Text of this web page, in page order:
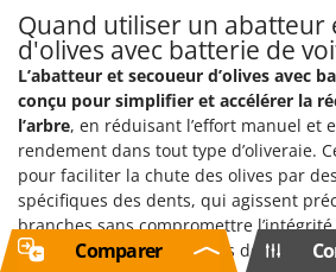
Quand utiliser un abatteur
d'olives avec batterie de
L’abatteur et secoueur d’olives avec
conçu pour simplifier et accélérer la
l’arbre, en réduisant l’effort manuel et
rendement dans tout type d’oliveraie.
pour faciliter la chute des olives par
spécifiques des dents, qui agissent
branches sans compromettre
particulièrement utiles lors de
Comparer